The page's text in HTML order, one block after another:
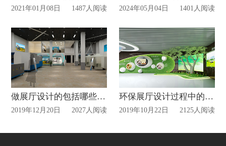
2021年01月08日 1487人阅读 2024年05月04日 1401人阅读
做展厅设计的包括哪些工作?
2019年12月20日 2027人阅读
环保展厅设计过程中的几点要求？
2019年10月22日 2125人阅读